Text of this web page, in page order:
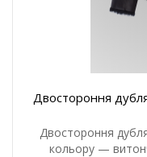
Двостороння
Двостороння
кольору —